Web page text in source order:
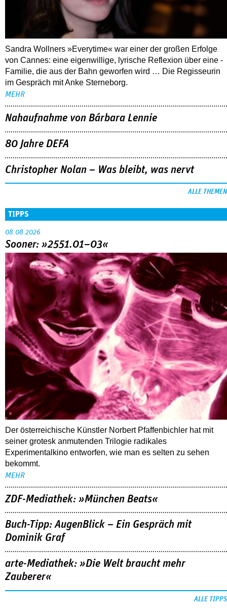
Sandra Wollners »Everytime« war einer der großen Erfolge
von Cannes: eine eigenwillige, lyrische Reflexion über eine ­
Familie, die aus der Bahn geworfen wird … Die Regisseurin
im Gespräch mit Anke Sterneborg.
MEHR
Nahaufnahme von Bárbara Lennie
80 Jahre DEFA
Christopher Nolan – Was bleibt, was nervt
ALLE THEMEN
TIPPS
08.08.2026
Sooner: »2551.01–03«
Der österreichische Künstler Norbert Pfaffenbichler hat mit
seiner grotesk anmutenden Trilogie radikales
Experimentalkino entworfen, wie man es selten zu sehen
bekommt.
MEHR
ZDF-Mediathek: »München Beats«
Buch-Tipp: AugenBlick – Ein Gespräch mit
Dominik Graf
arte-Mediathek: »Die Welt braucht mehr
Zauberer«
ALLE TIPPS